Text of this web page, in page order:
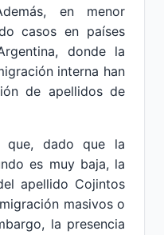
en menor
casos en países
donde la
interna han
de apellidos de
que, dado que la
es muy baja, la
apellido Cojintos
masivos o
la presencia